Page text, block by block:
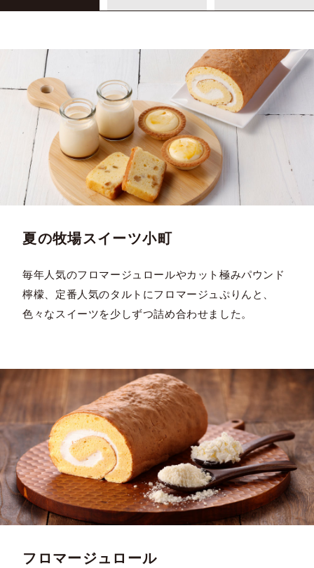
夏の牧場スイーツ小町
毎年人気のフロマージュロールやカット極みパウンド
檸檬、定番人気のタルトにフロマージュぷりんと、
色々なスイーツを少しずつ詰め合わせました。
フロマージュロール